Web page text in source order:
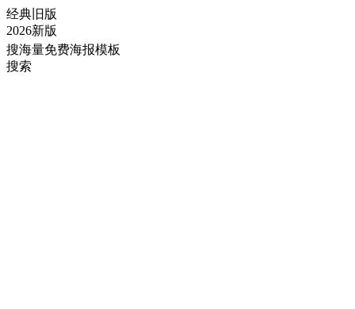
经典旧版
2026新版
搜海量免费海报模板
搜索